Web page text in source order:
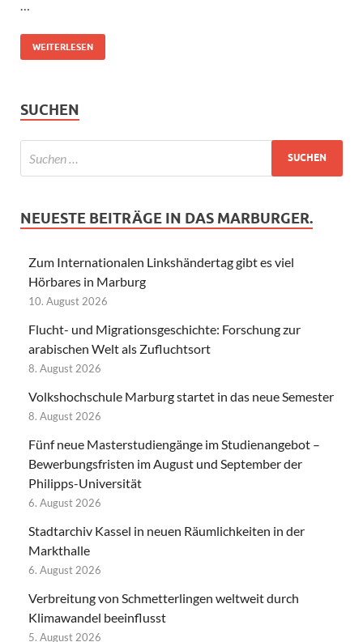
WEITERLESEN
SUCHEN
NEUESTE BEITRÄGE IN DAS MARBURGER.
Zum Internationalen Linkshändertag gibt es viel
Hörbares in Marburg
10. August 2026
Flucht- und Migrationsgeschichte: Forschung zur
arabischen Welt als Zufluchtsort
8. August 2026
Volkshochschule Marburg startet in das neue Semester
8. August 2026
Fünf neue Masterstudiengänge im Studienangebot –
Bewerbungsfristen im August und September der
Philipps-Universität
6. August 2026
Stadtarchiv Kassel in neuen Räumlichkeiten in der
Markthalle
6. August 2026
Verbreitung von Schmetterlingen weltweit durch
Klimawandel beeinflusst
5. August 2026